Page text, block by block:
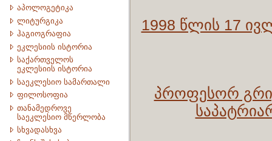
აპოლოგეტიკა
ლიტურგიკა
ჰაგიოგრაფია
ეკლესიის ისტორია
საქართველოს
ეკლესიის ისტორია
საეკლესიო სამართალი
ფილოსოფია
თანამედროვე
საეკლესიო მწერლობა
სხვადასხვა
1998 წლის 17
პროფესორ